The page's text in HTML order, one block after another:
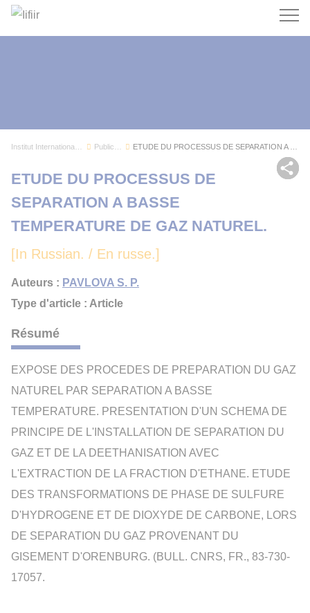
ETUDE DU PROCESSUS DE
SEPARATION A BASSE
TEMPERATURE DE GAZ NATUREL.
[In Russian. / En russe.]
Auteurs : PAVLOVA S. P.
Type d'article : Article
Résumé
EXPOSE DES PROCEDES DE PREPARATION DU GAZ
NATUREL PAR SEPARATION A BASSE
TEMPERATURE. PRESENTATION D'UN SCHEMA DE
PRINCIPE DE L'INSTALLATION DE SEPARATION DU
GAZ ET DE LA DEETHANISATION AVEC
L'EXTRACTION DE LA FRACTION D'ETHANE. ETUDE
DES TRANSFORMATIONS DE PHASE DE SULFURE
D'HYDROGENE ET DE DIOXYDE DE CARBONE, LORS
DE SEPARATION DU GAZ PROVENANT DU
GISEMENT D'ORENBURG. (BULL. CNRS, FR., 83-730-
17057.